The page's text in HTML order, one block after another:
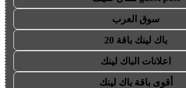
سوق العرب
باك لينك باقة 20
اعلانات الباك لينك
أقوى باقة باك لينك